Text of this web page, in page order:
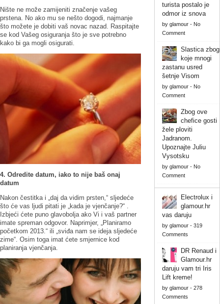
Nište ne može zamijeniti značenje vašeg
prstena. No ako mu se nešto dogodi, najmanje
što možete je dobiti vaš novac nazad. Raspitajte
se kod Vašeg osiguranja što je sve potrebno
kako bi ga mogli osigurati.
4. Odredite datum, iako to nije baš onaj
datum
Nakon čestitka i „daj da vidim prsten,“ sljedeće
što će vas ljudi pitati je „kada je vjenčanje?“ .
Izbjeći ćete puno glavobolja ako Vi i vaš partner
imate spreman odgovor. Naprimjer, „Planiramo
početkom 2013.“ ili „sviđa nam se ideja sljedeće
zime“. Osim toga imat ćete smjernice kod
planiranja vjenčanja.
turista postalo je
odmor iz snova
by glamour- No
Comment
Slastica zbog
koje mnogi
zastanu usred
šetnje Visom
by glamour- No
Comment
Zbog ove
chefice gosti
žele ploviti
Jadranom.
Upoznajte Juliu
Vysotsku
by glamour- No
Comment
Electrolux i
glamour.hr
vas daruju
by glamour- 319
Comments
DR Renaud i
Glamour.hr
daruju vam tri Iris
Lift kreme!
by glamour- 278
Comments